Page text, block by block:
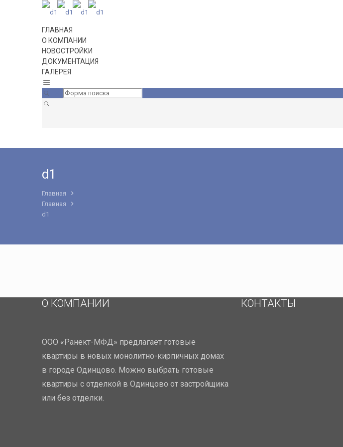
ГЛАВНАЯ
О КОМПАНИИ
НОВОСТРОЙКИ
ДОКУМЕНТАЦИЯ
ГАЛЕРЕЯ
d1
Главная
Главная
d1
О КОМПАНИИ
ООО «Ранект-МФД» предлагает готовые
квартиры в новых монолитно-кирпичных домах
в городе Одинцово. Можно выбрать готовые
квартиры с отделкой в Одинцово от застройщика
или без отделки.
КОНТАКТЫ